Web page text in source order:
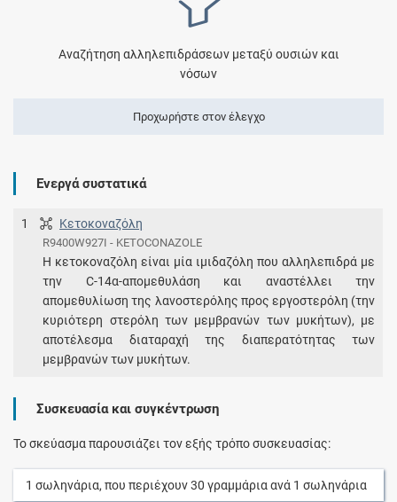
Αναζήτηση αλληλεπιδράσεων μεταξύ ουσιών και
νόσων
Προχωρήστε στον έλεγχο
Ενεργά συστατικά
1 Κετοκοναζόλη
R9400W927I - KETOCONAZOLE
Η κετοκοναζόλη είναι μία ιμιδαζόλη που αλληλεπιδρά με
την C-14α-απομεθυλάση και αναστέλλει την
απομεθυλίωση της λανοστερόλης προς εργοστερόλη (την
κυριότερη στερόλη των μεμβρανών των μυκήτων), με
αποτέλεσμα διαταραχή της διαπερατότητας των
μεμβρανών των μυκήτων.
Συσκευασία και συγκέντρωση
Το σκεύασμα παρουσιάζει τον εξής τρόπο συσκευασίας:
1 σωληνάρια, που περιέχουν30 γραμμάριαανά 1 σωληνάρια